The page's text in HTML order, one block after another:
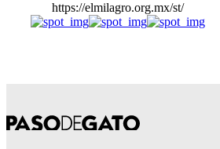
https://elmilagro.org.mx/st/